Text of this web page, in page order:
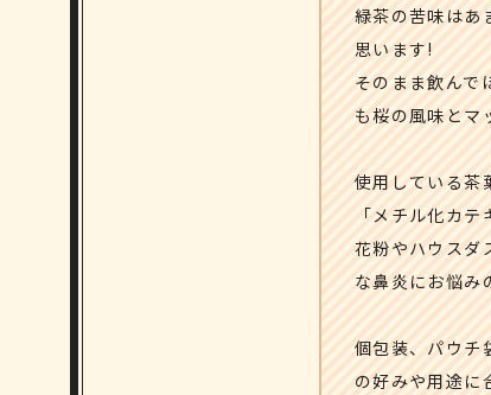
緑茶の苦味はあ
思います!
そのまま飲んで
も桜の風味とマ
使用している茶
「メチル化カテ
花粉やハウスダ
な鼻炎にお悩み
個包装、パウチ
の好みや用途に